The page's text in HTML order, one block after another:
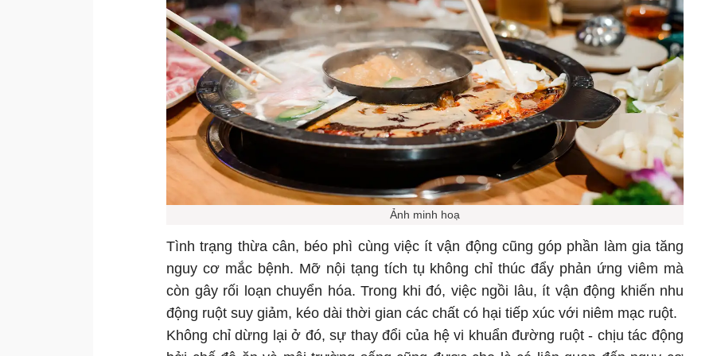
Ảnh minh hoạ
Tình trạng thừa cân, béo phì cùng việc ít vận động cũng góp phần làm gia tăng
nguy cơ mắc bệnh. Mỡ nội tạng tích tụ không chỉ thúc đẩy phản ứng viêm mà
còn gây rối loạn chuyển hóa. Trong khi đó, việc ngồi lâu, ít vận động khiến nhu
động ruột suy giảm, kéo dài thời gian các chất có hại tiếp xúc với niêm mạc ruột.
Không chỉ dừng lại ở đó, sự thay đổi của hệ vi khuẩn đường ruột - chịu tác động